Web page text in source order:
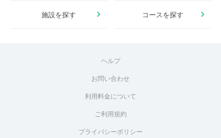
施設を探す コースを探す
ヘルプ
お問い合わせ
利用料金について
ご利用規約
プライバシーポリシー